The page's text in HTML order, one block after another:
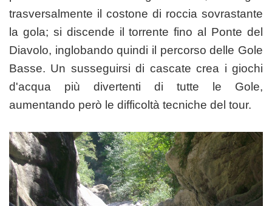
trasversalmente il costone di roccia sovrastante
la gola; si discende il torrente fino al Ponte del
Diavolo, inglobando quindi il percorso delle Gole
Basse. Un susseguirsi di cascate crea i giochi
d'acqua più divertenti di tutte le Gole,
aumentando però le difficoltà tecniche del tour.